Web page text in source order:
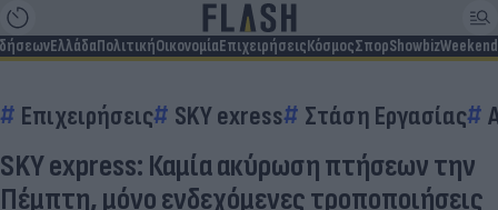
ΕλλάδαΠολιτικήΟικονομίαΕπιχειρήσειςΚόσμοςΣπορShowbizWeekend
Επιχειρήσεις SKY exress Στάση Εργασίας
SKY express: Καμία ακύρωση πτήσεων την
Πέμπτη, μόνο ενδεχόμενες τροποποιήσεις